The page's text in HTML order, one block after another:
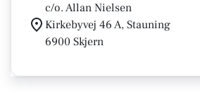
c/o. Allan Nielsen
Kirkebyvej 46 A, Stauning
6900 Skjern